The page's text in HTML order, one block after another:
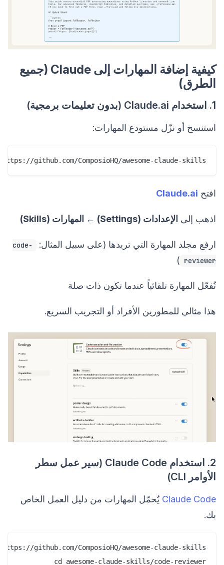
كيفية إضافة المهارات إلى Claude (جميع
الطرق)
1. استخدام Claude.ai (بدون تعليمات برمجية)
استنسخ أو نزّل مستودع المهارات:
github.com/ComposioHQ/awesome-claude-skills
افتح Claude.ai
اذهب إلى الإعدادات (Settings) ← المهارات (Skills)
ارفع مجلد المهارة التي تريدها (على سبيل المثال:
code-
reviewer
)
تُفعّل المهارة تلقائياً عندما تكون ذات صلة
هذا مثالي للمطورين الأفراد أو التجريب السريع.
2. استخدام Claude Code (سير عمل سطر
الأوامر CLI)
Claude Code يُحمّل المهارات من دليل العمل الخاص
بك.